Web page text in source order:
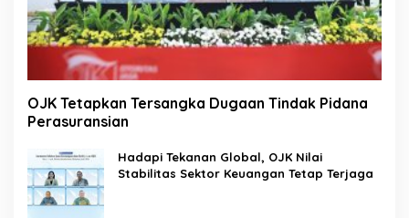
OJK Tetapkan Tersangka Dugaan Tindak Pidana
Perasuransian
Hadapi Tekanan Global, OJK Nilai
Stabilitas Sektor Keuangan Tetap Terjaga